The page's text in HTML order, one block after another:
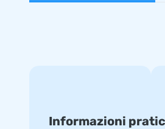
Informazioni